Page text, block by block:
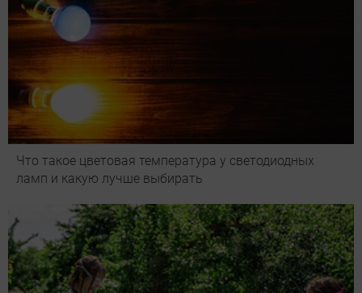
Что такое цветовая температура у светодиодных
ламп и какую лучше выбирать